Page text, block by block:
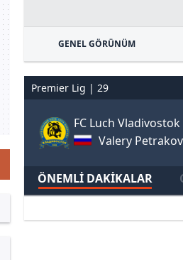
GENEL GÖRÜNÜM
Premier Lig | 29
FC Luch Vladivostok
Valery Petrakov
ÖNEMLI DAKIKALAR